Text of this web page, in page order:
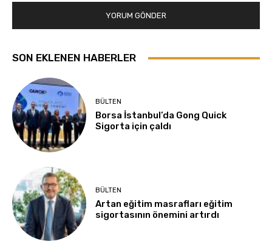
SON EKLENEN HABERLER
BÜLTEN
Borsa İstanbul’da Gong Quick
Sigorta için çaldı
BÜLTEN
Artan eğitim masrafları eğitim
sigortasının önemini artırdı